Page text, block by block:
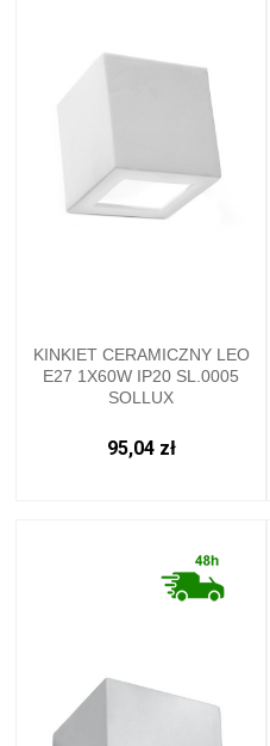
KINKIET CERAMICZNY LEO
E27 1X60W IP20 SL.0005
SOLLUX
95,04 zł